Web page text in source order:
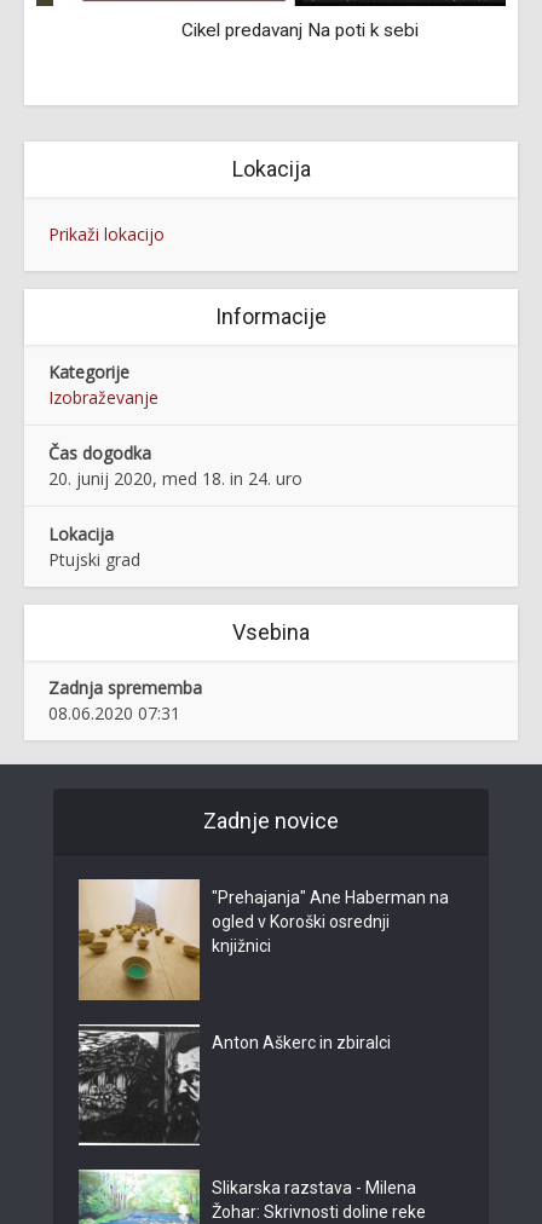
Cikel predavanj Na poti k sebi
Lokacija
Prikaži lokacijo
Informacije
Kategorije
Izobraževanje
Čas dogodka
20. junij 2020, med 18. in 24. uro
Lokacija
Ptujski grad
Vsebina
Zadnja sprememba
08.06.2020 07:31
Zadnje novice
"Prehajanja" Ane Haberman na
ogled v Koroški osrednji
knjižnici
Anton Aškerc in zbiralci
Slikarska razstava - Milena
Žohar: Skrivnosti doline reke